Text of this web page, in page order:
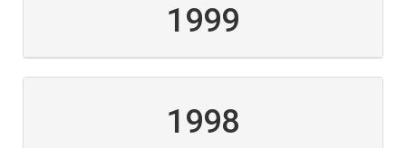
1999
1998